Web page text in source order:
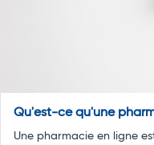
Qu'est-ce qu'une
Une pharmacie en ligne